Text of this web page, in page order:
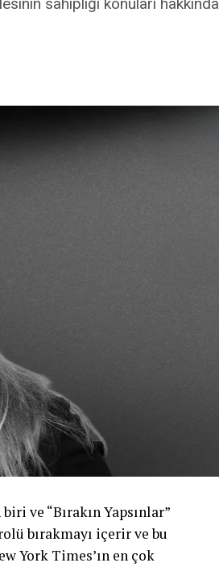
ve “Bırakın Yapsınlar”
bırakmayı içerir ve bu
York Times’ın en çok